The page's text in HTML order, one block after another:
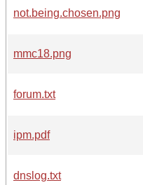
not.being.chosen.png
mmc18.png
forum.txt
ipm.pdf
dnslog.txt